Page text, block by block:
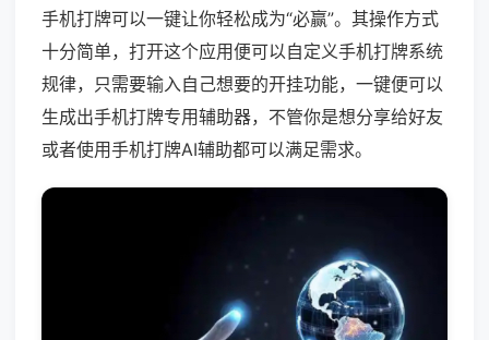
手机打牌可以一键让你轻松成为“必赢”。其操作方式
十分简单，打开这个应用便可以自定义手机打牌系统
规律，只需要输入自己想要的开挂功能，一键便可以
生成出手机打牌专用辅助器，不管你是想分享给好友
或者使用手机打牌AI辅助都可以满足需求。